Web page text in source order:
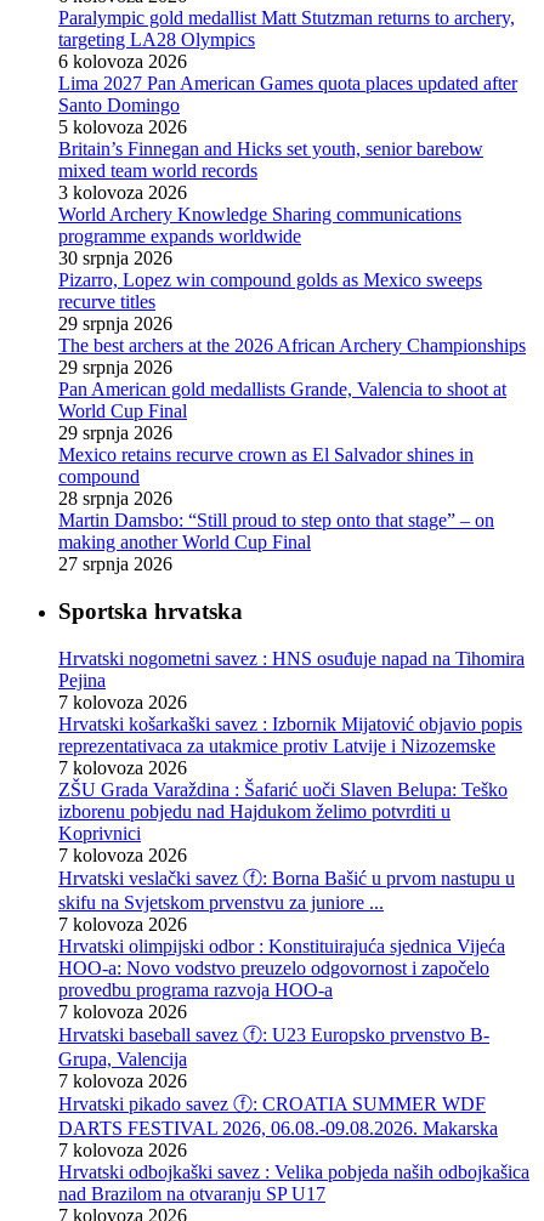
Paralympic gold medallist Matt Stutzman returns to archery,
targeting LA28 Olympics
6 kolovoza 2026
Lima 2027 Pan American Games quota places updated after
Santo Domingo
5 kolovoza 2026
Britain’s Finnegan and Hicks set youth, senior barebow
mixed team world records
3 kolovoza 2026
World Archery Knowledge Sharing communications
programme expands worldwide
30 srpnja 2026
Pizarro, Lopez win compound golds as Mexico sweeps
recurve titles
29 srpnja 2026
The best archers at the 2026 African Archery Championships
29 srpnja 2026
Pan American gold medallists Grande, Valencia to shoot at
World Cup Final
29 srpnja 2026
Mexico retains recurve crown as El Salvador shines in
compound
28 srpnja 2026
Martin Damsbo: “Still proud to step onto that stage” – on
making another World Cup Final
27 srpnja 2026
Sportska hrvatska
Hrvatski nogometni savez : HNS osuđuje napad na Tihomira
Pejina
7 kolovoza 2026
Hrvatski košarkaški savez : Izbornik Mijatović objavio popis
reprezentativaca za utakmice protiv Latvije i Nizozemske
7 kolovoza 2026
ZŠU Grada Varaždina : Šafarić uoči Slaven Belupa: Teško
izborenu pobjedu nad Hajdukom želimo potvrditi u
Koprivnici
7 kolovoza 2026
Hrvatski veslački savez ⓕ: Borna Bašić u prvom nastupu u
skifu na Svjetskom prvenstvu za juniore ...
7 kolovoza 2026
Hrvatski olimpijski odbor : Konstituirajuća sjednica Vijeća
HOO-a: Novo vodstvo preuzelo odgovornost i započelo
provedbu programa razvoja HOO-a
7 kolovoza 2026
Hrvatski baseball savez ⓕ: U23 Europsko prvenstvo B-
Grupa, Valencija
7 kolovoza 2026
Hrvatski pikado savez ⓕ: CROATIA SUMMER WDF
DARTS FESTIVAL 2026, 06.08.-09.08.2026. Makarska
7 kolovoza 2026
Hrvatski odbojkaški savez : Velika pobjeda naših odbojkašica
nad Brazilom na otvaranju SP U17
7 kolovoza 2026